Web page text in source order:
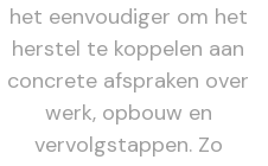
het eenvoudiger om het
herstel te koppelen aan
concrete afspraken over
werk, opbouw en
vervolgstappen. Zo